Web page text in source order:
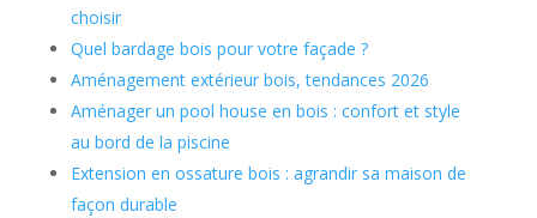
choisir
Quel bardage bois pour votre façade ?
Aménagement extérieur bois, tendances 2026
Aménager un pool house en bois : confort et style
au bord de la piscine
Extension en ossature bois : agrandir sa maison de
façon durable